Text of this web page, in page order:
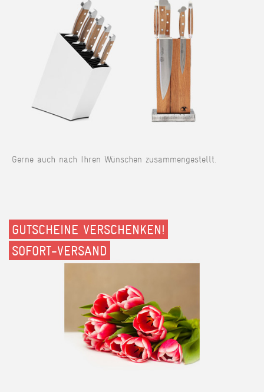
Gerne auch nach Ihren Wünschen zusammengestellt.
GUTSCHEINE VERSCHENKEN!
SOFORT-VERSAND